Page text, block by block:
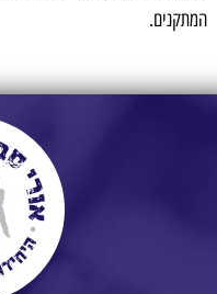
המתקנים.